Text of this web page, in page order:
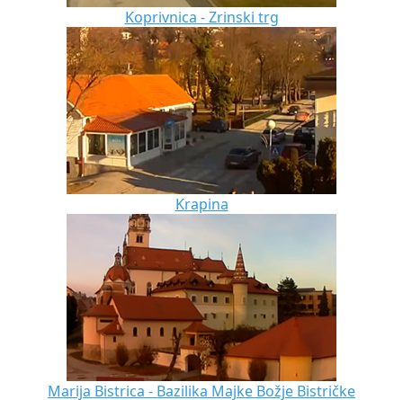
Koprivnica - Zrinski trg
Krapina
Marija Bistrica - Bazilika Majke Božje Bistričke